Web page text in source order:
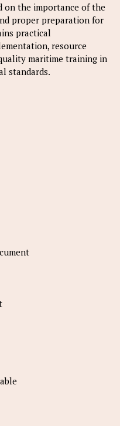
on the importance of the
proper preparation for
practical
resource
maritime training in
standards.